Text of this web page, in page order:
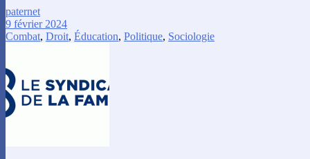
paternet
9 février 2024
Combat, Droit, Éducation, Politique, Sociologie